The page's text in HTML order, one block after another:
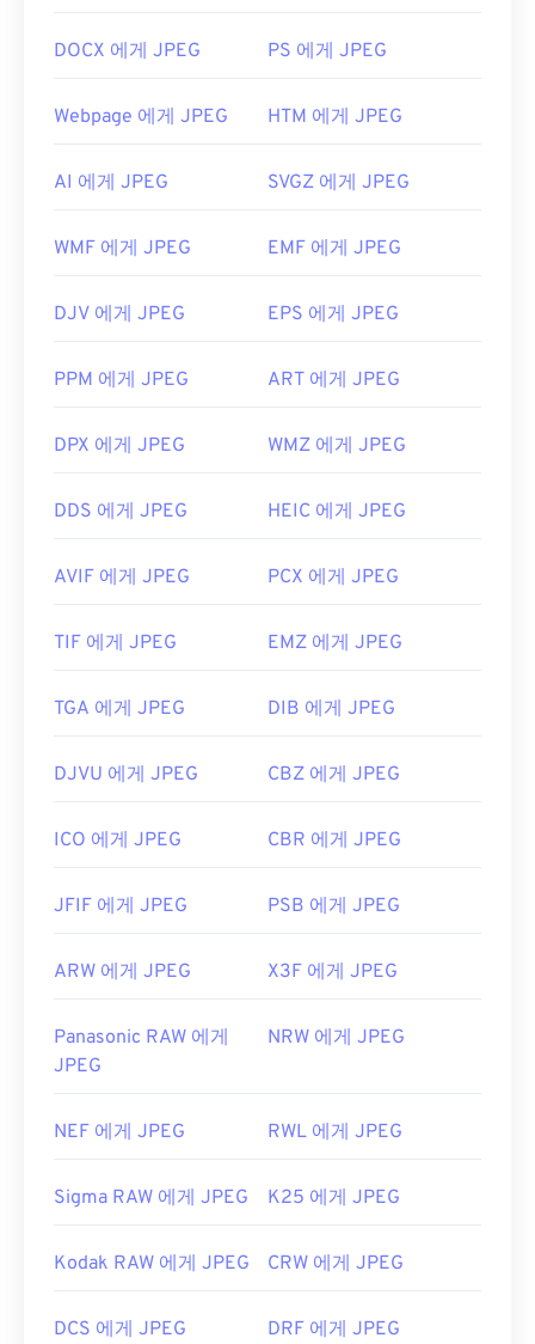
선택하여 파일을 열려면 마우스 오른쪽 버튼을 클릭
JPEG 파일은 Chrome
과 같은 인기 웹 브라우저,
Apple Preview
와 같은 Mac OS 애플리케이션에서
개발: Joint Photographic Experts Group
최초 출시: 1992년 9월 18일
https://en.wikipedia.org/wiki/JPEG
DOCX 에게 JPEG PS 에게 JPEG
Webpage 에게 JPEG HTM 에게 JPEG
AI 에게 JPEG SVGZ 에게 JPEG
WMF 에게 JPEG EMF 에게 JPEG
DJV 에게 JPEG EPS 에게 JPEG
PPM 에게 JPEG ART 에게 JPEG
DPX 에게 JPEG WMZ 에게 JPEG
DDS 에게 JPEG HEIC 에게 JPEG
AVIF 에게 JPEG PCX 에게 JPEG
TIF 에게 JPEG EMZ 에게 JPEG
TGA 에게 JPEG DIB 에게 JPEG
DJVU 에게 JPEG CBZ 에게 JPEG
ICO 에게 JPEG CBR 에게 JPEG
JFIF 에게 JPEG PSB 에게 JPEG
ARW 에게 JPEG X3F 에게 JPEG
Panasonic RAW 에게
JPEG
NRW 에게 JPEG
NEF 에게 JPEG RWL 에게 JPEG
Sigma RAW 에게 JPEG K25 에게 JPEG
Kodak RAW 에게 JPEG CRW 에게 JPEG
DCS 에게 JPEG DRF 에게 JPEG